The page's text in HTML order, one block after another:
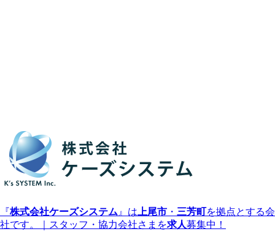
『株式会社ケーズシステム 』は 上尾市 ・ 三芳町を拠点とする会
社です。｜スタッフ・協力会社さまを求人募集中！